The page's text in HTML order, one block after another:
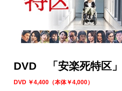
DVD 「安楽死特区」
DVD ￥4,400（本体￥4,000）